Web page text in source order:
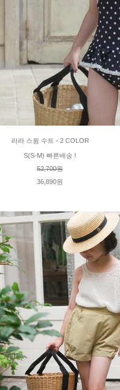
라라 스윔 수트 - 2 COLOR
S(S-M) 빠른배송 !
52,700원
36,890원